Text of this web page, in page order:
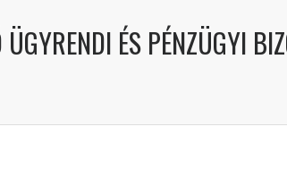
ÜGYRENDI ÉS PÉNZÜGYI